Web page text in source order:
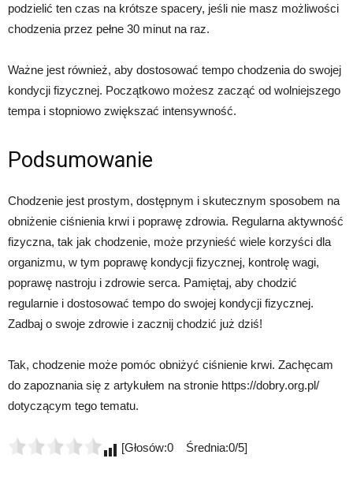
podzielić ten czas na krótsze spacery, jeśli nie masz możliwości
chodzenia przez pełne 30 minut na raz.
Ważne jest również, aby dostosować tempo chodzenia do swojej
kondycji fizycznej. Początkowo możesz zacząć od wolniejszego
tempa i stopniowo zwiększać intensywność.
Podsumowanie
Chodzenie jest prostym, dostępnym i skutecznym sposobem na
obniżenie ciśnienia krwi i poprawę zdrowia. Regularna aktywność
fizyczna, tak jak chodzenie, może przynieść wiele korzyści dla
organizmu, w tym poprawę kondycji fizycznej, kontrolę wagi,
poprawę nastroju i zdrowie serca. Pamiętaj, aby chodzić
regularnie i dostosować tempo do swojej kondycji fizycznej.
Zadbaj o swoje zdrowie i zacznij chodzić już dziś!
Tak, chodzenie może pomóc obniżyć ciśnienie krwi. Zachęcam
do zapoznania się z artykułem na stronie https://dobry.org.pl/
dotyczącym tego tematu.
[Głosów:0 Średnia:0/5]